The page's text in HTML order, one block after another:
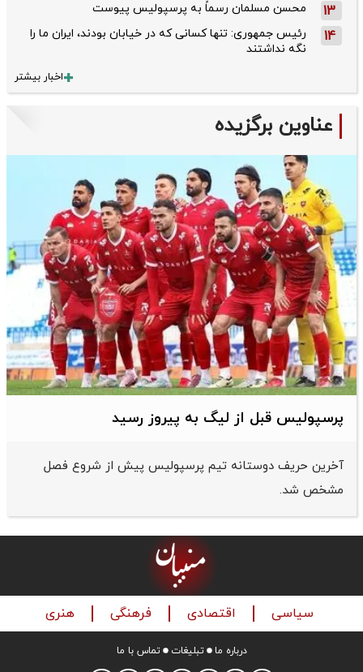
13 محسن مسلمان رسماً به پرسپولیس پیوست
14
رئیس جمهوری: تنها کسانی که در خیابان بودند، ایران ما را
نگه نداشتند
اخبار بیشتر
عناوین برگزیده
پرسپولیس قبل از لیگ به پیروز رسید
آخرین حریف دوستانه تیم پرسپولیس پیش از شروع فصل
مشخص شد.
سیاسی اقتصادی فرهنگی هنری
درباره ما تبلیغات تماس با ما